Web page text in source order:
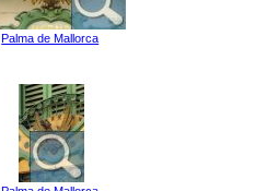
Palma de Mallorca